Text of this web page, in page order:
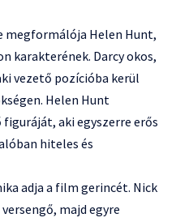
megformálója Helen Hunt,
karakterének. Darcy okos,
vezető pozícióba kerül
Helen Hunt
aki egyszerre erős
hiteles és
adja a film gerincét. Nick
majd egyre